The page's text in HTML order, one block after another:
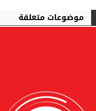
موضوعات متعلقة